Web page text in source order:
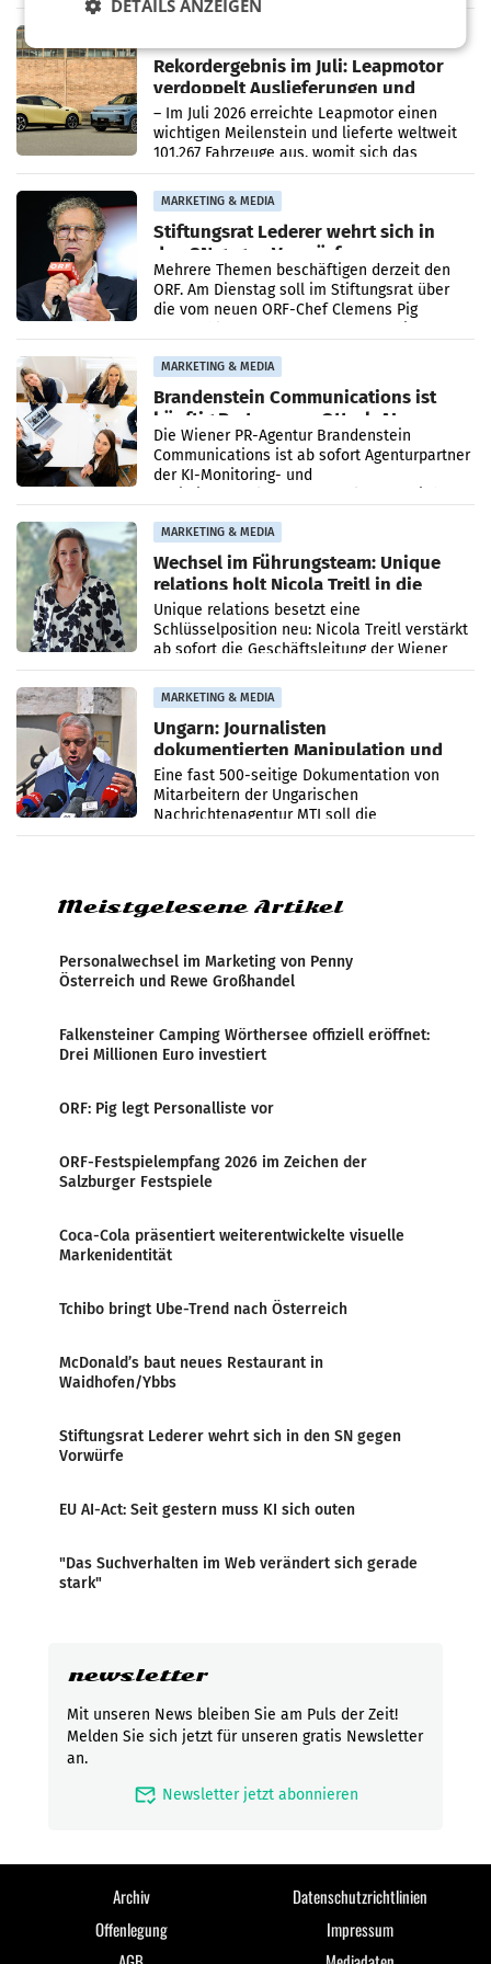
Bundeswettbewerbsbehörde und der
Rekordergebnis im Juli: Leapmotor
verdoppelt Auslieferungen und
überschreitet die 100.000er-Marke
– Im Juli 2026 erreichte Leapmotor einen
wichtigen Meilenstein und lieferte weltweit
101.267 Fahrzeuge aus, womit sich das
Ergebnis gegenüber Juli 2025 mehr als
verdoppelte (+102
MARKETING & MEDIA
Stiftungsrat Lederer wehrt sich in
den SN gegen Vorwürfe
Mehrere Themen beschäftigen derzeit den
ORF. Am Dienstag soll im Stiftungsrat über
die vom neuen ORF-Chef Clemens Pig
MARKETING & MEDIA
Brandenstein Communications ist
künftig Partner von OtterlyAI
Die Wiener PR-Agentur Brandenstein
Communications ist ab sofort Agenturpartner
der KI-Monitoring- und
MARKETING & MEDIA
Wechsel im Führungsteam: Unique
relations holt Nicola Treitl in die
Geschäftsleitung
Unique relations besetzt eine
Schlüsselposition neu: Nicola Treitl verstärkt
ab sofort die Geschäftsleitung der Wiener
PR-Agentur an der Seite von Josef Kalina und
Anna Kalina-Mahr.
MARKETING & MEDIA
Ungarn: Journalisten
dokumentierten Manipulation und
Zensur
Eine fast 500-seitige Dokumentation von
Mitarbeitern der Ungarischen
Nachrichtenagentur MTI soll die
systematische Nachrichten-Manipulation und
Meistgelesene Artikel
Personalwechsel im Marketing von Penny
Österreich und Rewe Großhandel
Falkensteiner Camping Wörthersee offiziell eröffnet:
Drei Millionen Euro investiert
ORF: Pig legt Personalliste vor
ORF-Festspielempfang 2026 im Zeichen der
Salzburger Festspiele
Coca-Cola präsentiert weiterentwickelte visuelle
Markenidentität
Tchibo bringt Ube-Trend nach Österreich
McDonald’s baut neues Restaurant in
Waidhofen/Ybbs
Stiftungsrat Lederer wehrt sich in den SN gegen
Vorwürfe
EU AI-Act: Seit gestern muss KI sich outen
"Das Suchverhalten im Web verändert sich gerade
stark"
newsletter
Mit unseren News bleiben Sie am Puls der Zeit!
Melden Sie sich jetzt für unseren gratis Newsletter
an.
mark_email_read Newsletter jetzt abonnieren
Archiv
Datenschutzrichtlinien
Offenlegung
Impressum
DETAILS ANZEIGEN